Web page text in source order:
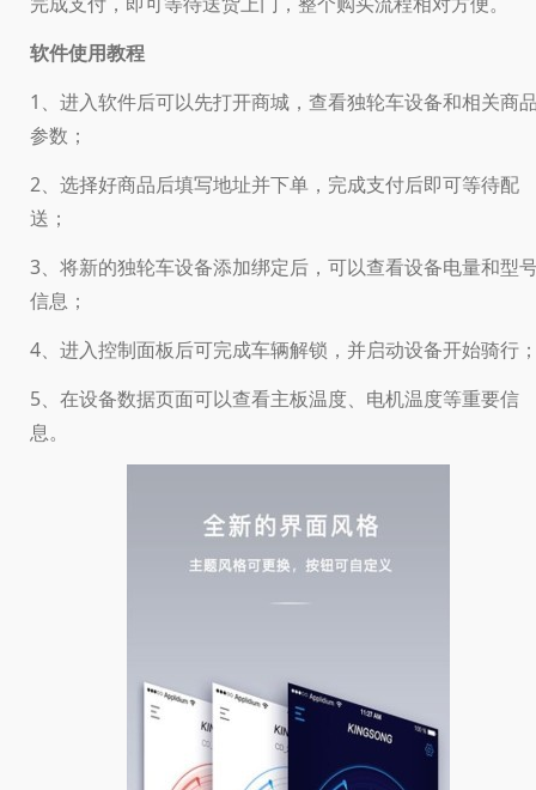
软件使用教程
1、进入软件后可以先打开商城，查看独轮车设备和相关商
参数；
2、选择好商品后填写地址并下单，完成支付后即可等待配
送；
3、将新的独轮车设备添加绑定后，可以查看设备电量和型
信息；
4、进入控制面板后可完成车辆解锁，并启动设备开始骑行
5、在设备数据页面可以查看主板温度、电机温度等重要信
息。